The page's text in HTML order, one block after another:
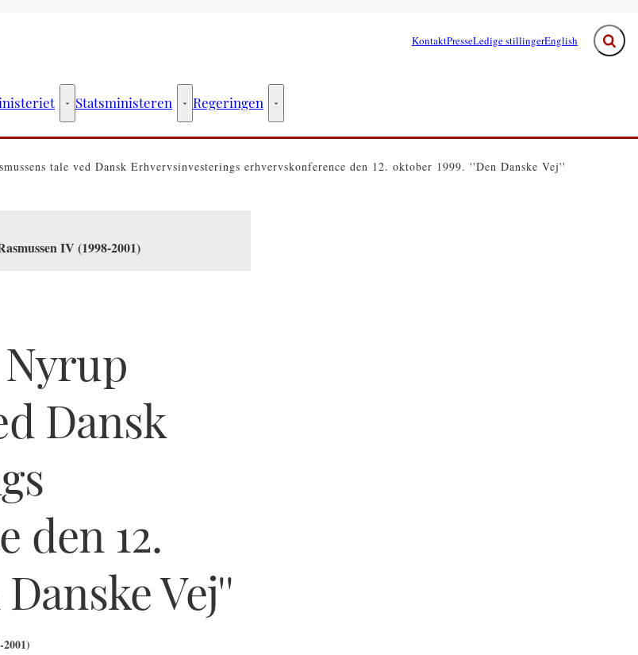
KontaktPresseLedige stillingerEnglish Fold
Statsministeriet - Flere links
Statsministeren Statsministeren - Flere links
Regeringen Regeringen - Flere links
tale ved Dansk Erhvervsinvesterings erhvervskonference den 12. oktober 1999. ''Den Danske Vej''
IV (1998-2001)
Dansk
den 12.
Vej''